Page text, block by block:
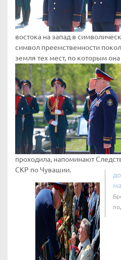
востока на запад в
символ преемственности
земля тех мест, по которым она
проходила, напоминают
СКР по Чувашии.